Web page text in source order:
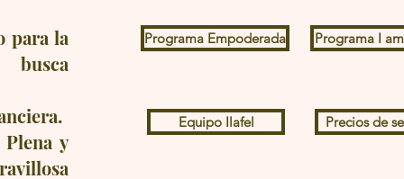
para la
y
Programa Empoderada Programa I
Equipo Ilafel Precios de